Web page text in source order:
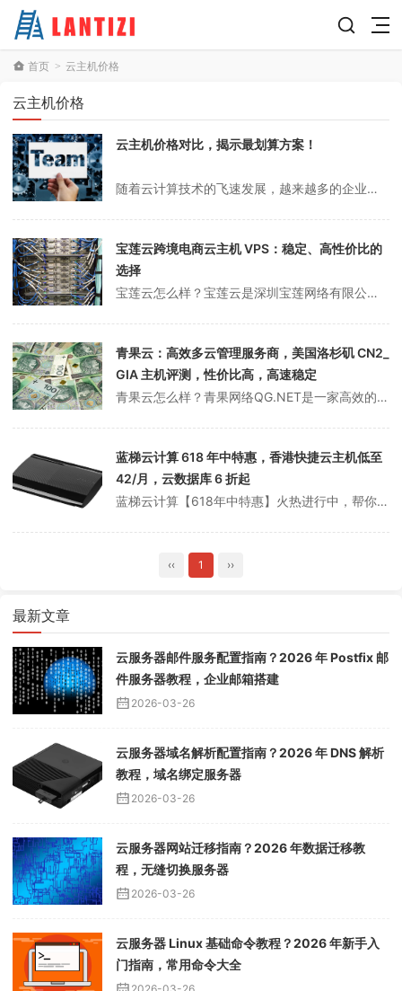
首页 > 云主机价格
云主机价格
云主机价格对比，揭示最划算方案！
随着云计算技术的飞速发展，越来越多的企业和个人选择将自己的数据和应用迁移到云端，以享受更高的灵活性和便捷性。作为云计算服务的核心组成部分之一，云主机的价格往往是用户在选择服务时的重要考量因素之一。在这篇文章中，我将对几家主流云服务提供商的云主机价格进行对比分析，帮助大家找到性价比最高的方案。AWS（亚马逊云服...
宝莲云跨境电商云主机 VPS：稳定、高性价比的
选择
宝莲云怎么样？宝莲云是深圳宝莲网络有限公司的云产品品牌。宝莲云致力于垂直云行业的专业服务。同时，我们对云计算的核心技术和行业应用进行了深入的研究。目前，宝莲云正在为大量跨境电子商务从业者、电子邮件运营商、私人云用户和游戏云加速企业提供稳定、具有成本效益的云服务。不知道跨境电商云主机VPS选择什么配置。宝莲云已...
青果云：高效多云管理服务商，美国洛杉矶 CN2_
GIA 主机评测，性价比高，高速稳定
青果云怎么样？青果网络QG.NET是一家高效的多云管理服务商，拥有工信部颁发的云计算/CDN/IDC/ISP/IP-VPN等多项资质，是CNNIC/APNIC联盟成员。下面我们来看看美国洛杉矶CN2_GIA主机评测。美国CN2 GIA，1芯/1G/20G/10M，仅需59元/月，性价比不错。CN2 GIA是中...
蓝梯云计算 618 年中特惠，香港快捷云主机低至
42/月，云数据库 6 折起
蓝梯云计算【618年中特惠】火热进行中，帮你降低云计算成本！全新香港快捷云主机，低至42/月，香港云服务器上线已久，这次千万不要错过；热门云数据库特惠，新老用户均可享受，低至6折；还有云通讯、CDN、SSL证书、高防、裸机服务器等产品限时抢购！目前，国产Intel快捷云主机1核2G，低至99元/年（企业用户专...
‹‹ 1 ››
最新文章
云服务器邮件服务配置指南？2026 年 Postfix 邮
件服务器教程，企业邮箱搭建
2026-03-26
云服务器域名解析配置指南？2026 年 DNS 解析
教程，域名绑定服务器
2026-03-26
云服务器网站迁移指南？2026 年数据迁移教
程，无缝切换服务器
2026-03-26
云服务器 Linux 基础命令教程？2026 年新手入
门指南，常用命令大全